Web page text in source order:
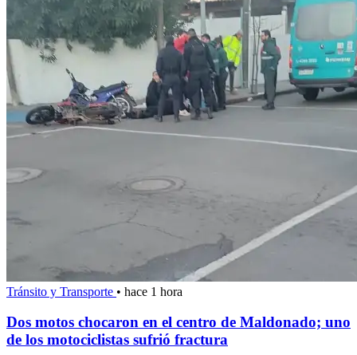
Tránsito y Transporte • hace 1 hora
Dos motos chocaron en el centro de Maldonado; uno
de los motociclistas sufrió fractura